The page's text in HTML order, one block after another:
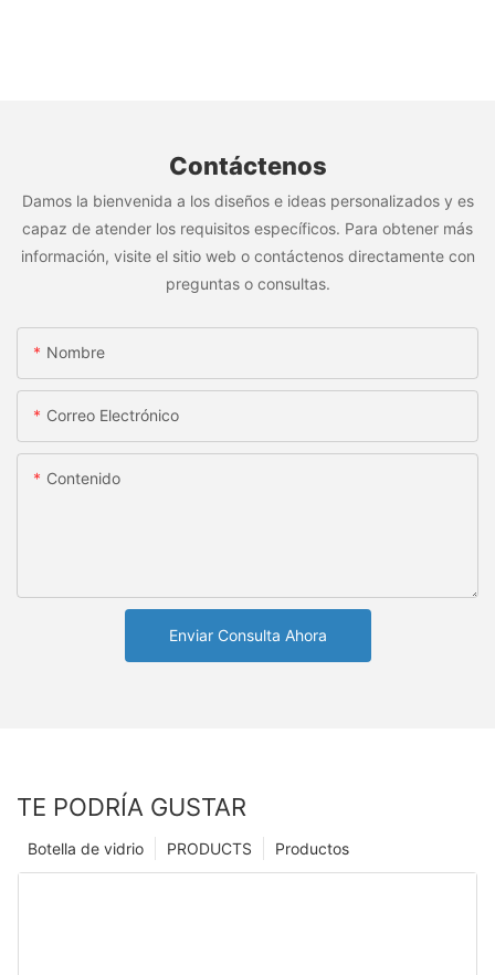
Contáctenos
Damos la bienvenida a los diseños e ideas personalizados y es
capaz de atender los requisitos específicos. Para obtener más
información, visite el sitio web o contáctenos directamente con
preguntas o consultas.
Nombre
Correo Electrónico
Contenido
Enviar Consulta Ahora
TE PODRÍA GUSTAR
Productos
PRODUCTS
Botella de vidrio